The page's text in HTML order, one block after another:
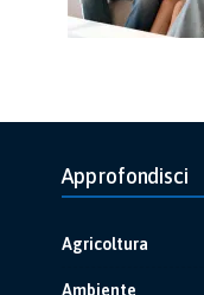
Approfondisci
Agricoltura
Ambiente